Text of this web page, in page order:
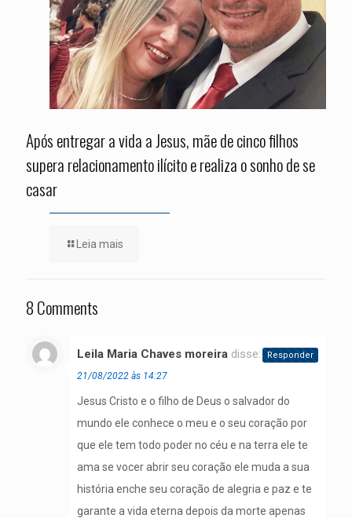
Após entregar a vida a Jesus, mãe de cinco filhos
supera relacionamento ilícito e realiza o sonho de se
casar
Leia mais
8 Comments
Leila Maria Chaves moreira disse:
21/08/2022 às 14:27
Jesus Cristo e o filho de Deus o salvador do
mundo ele conhece o meu e o seu coração por
que ele tem todo poder no céu e na terra ele te
ama se vocer abrir seu coração ele muda a sua
história enche seu coração de alegria e paz e te
garante a vida eterna depois da morte apenas
Responder